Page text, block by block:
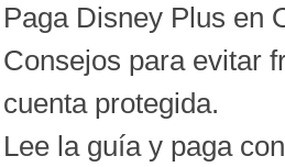
Paga Disney Plus en
Consejos para evitar
cuenta protegida.
Lee la guía y paga